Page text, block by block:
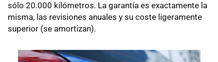
sólo 20.000 kilómetros. La garantía es exactamente la
misma, las revisiones anuales y su coste ligeramente
superior (se amortizan).